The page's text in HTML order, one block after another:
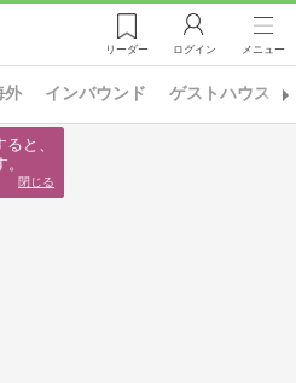
リーダー ログイン メニュー
外 インバウンド ゲストハウス
と、
閉じる